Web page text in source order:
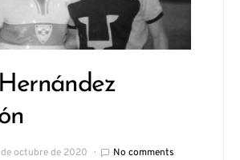
octubre de 2020 No comments